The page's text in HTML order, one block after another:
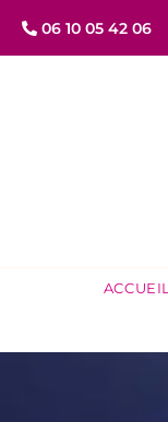
06 10 05 42 06
ACCUEIL